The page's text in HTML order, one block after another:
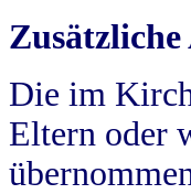
Die im
Eltern oder